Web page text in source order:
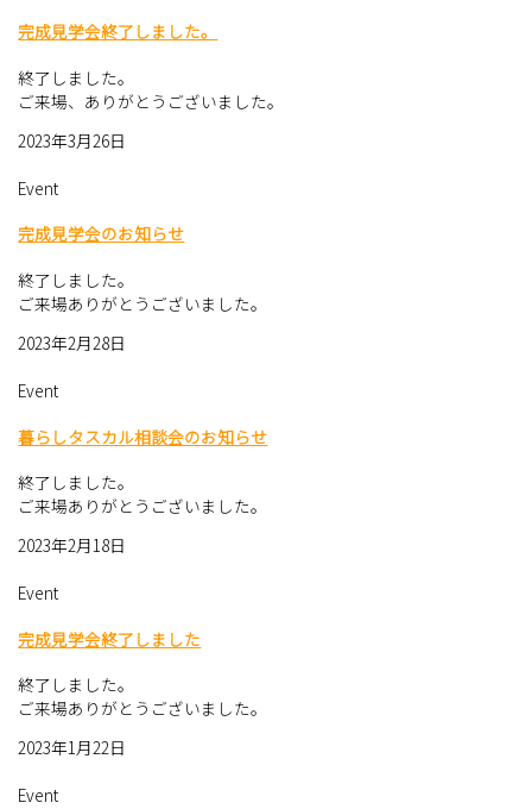
完成見学会終了しました。
終了しました。
ご来場、ありがとうございました。
2023年3月26日
Event
完成見学会のお知らせ
終了しました。
ご来場ありがとうございました。
2023年2月28日
Event
暮らしタスカル相談会のお知らせ
終了しました。
ご来場ありがとうございました。
2023年2月18日
Event
完成見学会終了しました
終了しました。
ご来場ありがとうございました。
2023年1月22日
Event